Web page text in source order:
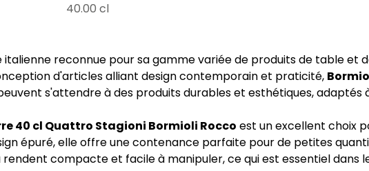
40.00 cl
italienne reconnue pour sa gamme variée de produits de table et
d'articles alliant design contemporain et praticité,
s'attendre à des produits durables et esthétiques, adaptés
40 cl Quattro Stagioni Bormioli Rocco est un excellent choix
épuré, elle offre une contenance parfaite pour de petites
compacte et facile à manipuler, ce qui est essentiel